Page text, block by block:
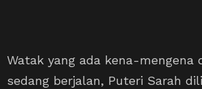
Watak yang ada kena-mengena
sedang berjalan, Puteri Sarah